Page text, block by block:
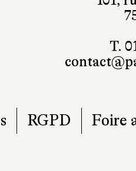
T.
RGPD Foire